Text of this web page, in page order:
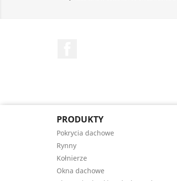
PRODUKTY
Pokrycia dachowe
Rynny
Kołnierze
Okna dachowe